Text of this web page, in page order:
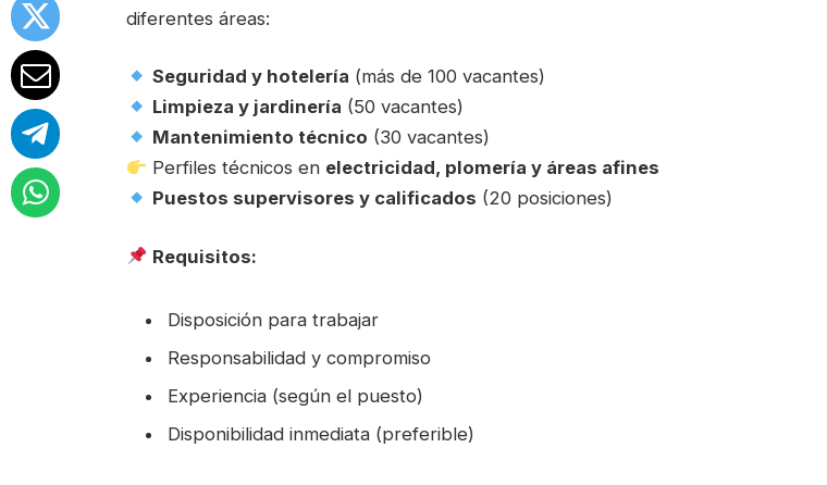
diferentes áreas:
Seguridad y hotelería (más de 100 vacantes)
Limpieza y jardinería (50 vacantes)
Mantenimiento técnico (30 vacantes)
Perfiles técnicos en electricidad, plomería y áreas afines
Puestos supervisores y calificados (20 posiciones)
Requisitos:
Disposición para trabajar
Responsabilidad y compromiso
Experiencia (según el puesto)
Disponibilidad inmediata (preferible)